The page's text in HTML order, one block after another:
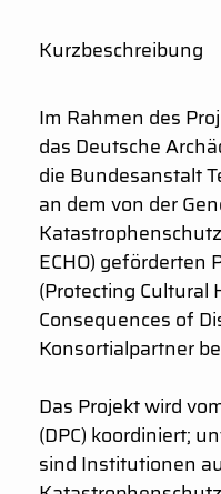
Kurzbeschreibung
Im Rahmen des
das Deutsche
die Bundesanstalt
an dem von der
ECHO) geförderten
(Protecting Cultural
Consequences of
Konsortialpartner
Das Projekt wird
(DPC) koordiniert;
sind Institutionen